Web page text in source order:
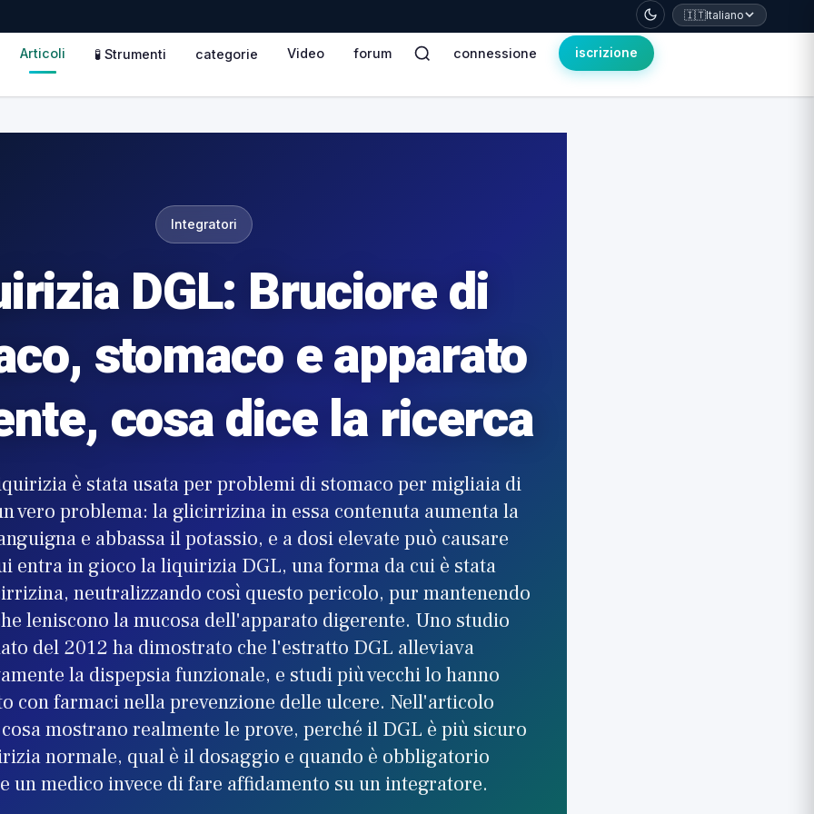
🇮🇹Italiano
Articoli 🧪 Strumenti categorie Video forum connessione iscrizione
Integratori
DGL: Bruciore di
stomaco e apparato
cosa dice la ricerca
è stata usata per problemi di stomaco per migliaia di
vero problema: la glicirrizina in essa contenuta aumenta la
e abbassa il potassio, e a dosi elevate può causare
entra in gioco la liquirizia DGL, una forma da cui è stata
neutralizzando così questo pericolo, pur mantenendo
leniscono la mucosa dell'apparato digerente. Uno studio
del 2012 ha dimostrato che l'estratto DGL alleviava
la dispepsia funzionale, e studi più vecchi lo hanno
con farmaci nella prevenzione delle ulcere. Nell'articolo
mostrano realmente le prove, perché il DGL è più sicuro
normale, qual è il dosaggio e quando è obbligatorio
un medico invece di fare affidamento su un integratore.